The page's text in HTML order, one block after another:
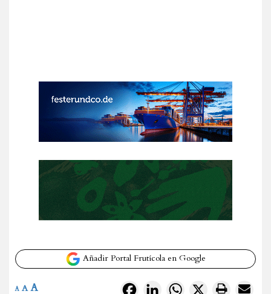
Añadir Portal Frutícola en Google
FacebookLinkedInWhatsApp
X
A A A